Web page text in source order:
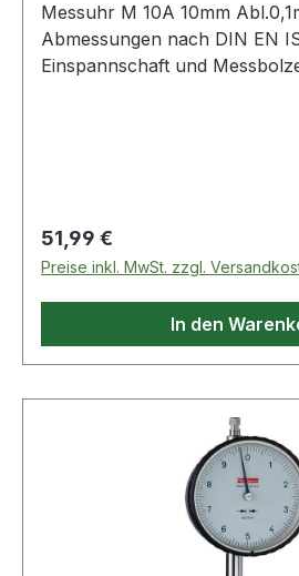
Messuhr M 10A 10mm
Abmessungen nach DIN EN
Einspannschaft und
Regulärer Preis:
51,99 €
Preise inkl. MwSt. zzgl.
In den